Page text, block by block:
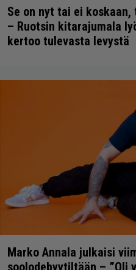
Se on nyt tai ei
– Ruotsin kitarajumala
kertoo tulevasta levystä
Marko Annala julkaisi
soolodebyytiltään – ”Oli